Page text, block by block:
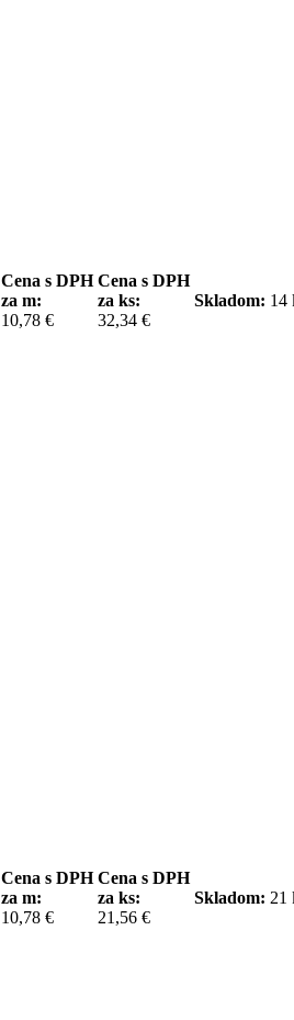
Cena s DPH
za m:
10,78 €
Cena s DPH
za ks:
32,34 €
Skladom: 14
Cena s DPH
za m:
10,78 €
Cena s DPH
za ks:
21,56 €
Skladom: 21